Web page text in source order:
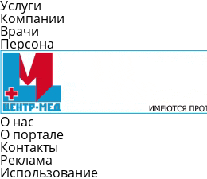
Услуги
Компании
Врачи
Персона
О нас
О портале
Контакты
Реклама
Использование